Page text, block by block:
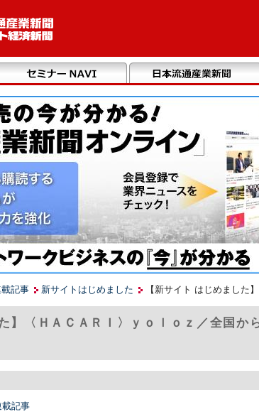
記事 新サイトはじめました 【新サイト はじめました
】〈ＨＡＣＡＲＩ〉ｙｏｌｏｚ／全国か
載記事